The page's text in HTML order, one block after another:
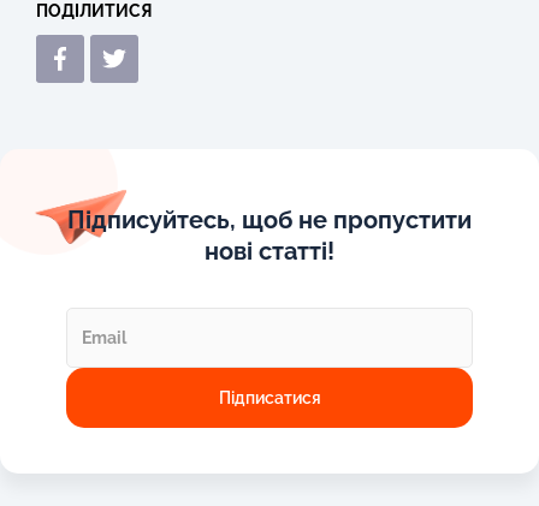
ПОДІЛИТИСЯ
Підписуйтесь, щоб не пропустити
нові статті!